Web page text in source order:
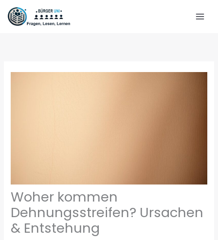
Zum
Inhalt
springen
Woher kommen
Dehnungsstreifen? Ursachen
& Entstehung